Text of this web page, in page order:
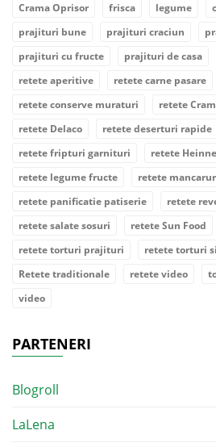
Crama Oprisor
frisca legume
prajituri bune
prajituri craciun
prajituri cu fructe
prajituri de casa
retete aperitive
retete carne pasare
retete conserve muraturi
retete
retete Delaco
retete deserturi rapide
retete fripturi garnituri
retete
retete legume fructe
retete
retete panificatie patiserie
retete
retete salate sosuri
retete Sun Food
retete torturi prajituri
retete torturi
Retete traditionale
retete video
video
PARTENERI
Blogroll
LaLena